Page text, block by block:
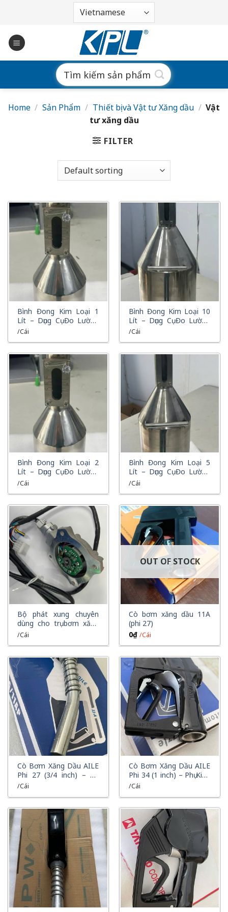
dung
Search
for:
Home / Sản Phẩm / Thiết bị và Vật tư Xăng dầu / Vật
tư xăng dầu
FILTER
XEM NHANH
Bình Đong Kim Loại 1
Lít – Dụng Cụ Đo Lường
Xăng Dầu Chính Xác Cho
/Cái
XEM NHANH
Bình Đong Kim Loại 10
Lít – Dụng Cụ Đo Lường
Xăng Dầu Chính Xác Cho
/Cái
XEM NHANH
Bình Đong Kim Loại 2
Lít – Dụng Cụ Đo Lường
Xăng Dầu Chính Xác Cho
/Cái
XEM NHANH
Bình Đong Kim Loại 5
Lít – Dụng Cụ Đo Lường
Xăng Dầu Chính Xác Cho
/Cái
XEM NHANH
Bộ phát xung chuyên
dùng cho trụ bơm xăng
dầu
/Cái
XEM NHANH
OUT OF STOCK
Cò bơm xăng dầu 11A
(phi 27)
0₫ /Cái
XEM NHANH
Cò Bơm Xăng Dầu AILE
Phi 27 (3/4 inch) – Phụ
Kiện Chính Hãng Cho Hệ
/Cái
XEM NHANH
Cò Bơm Xăng Dầu AILE
Phi 34 (1 inch) – Phụ Kiện
Chính Hãng Cho Hệ
/Cái